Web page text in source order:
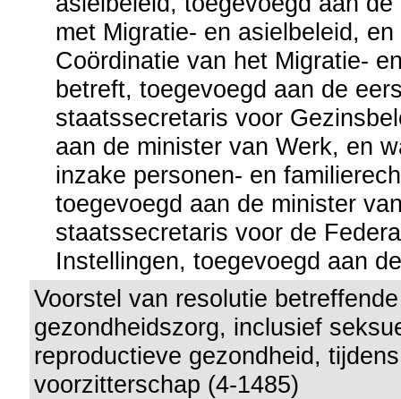
met Migratie- en asielbeleid,
Coördinatie van het Migratie-
betreft, toegevoegd aan de
staatssecretaris voor
aan de minister van Werk, en
inzake personen- en
toegevoegd aan de minister
staatssecretaris voor de
Instellingen, toegevoegd aan
Voorstel van resolutie
gezondheidszorg, inclusief
reproductieve gezondheid,
voorzitterschap (4-1485)